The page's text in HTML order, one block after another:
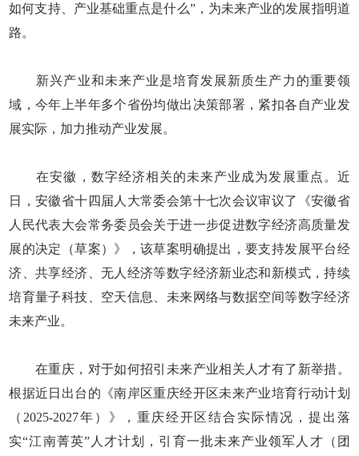
如何支持、产业基础重点是什么”，为未来产业的发展指明道
路。
新兴产业和未来产业是培育发展新质生产力的重要领
域，今年上半年多个省份均做出决策部署，紧扣各自产业发
展实际，加力推动产业发展。
在安徽，数字经济相关的未来产业成为发展重点。近
日，安徽省十四届人大常委会第十七次会议审议了《安徽省
人民代表大会常务委员会关于进一步促进数字经济高质量发
展的决定（草案）》，该草案明确提出，要支持发展平台经
济、共享经济、无人经济等数字经济新业态和新模式，持续
培育量子科技、空天信息、未来网络与数据空间等数字经济
未来产业。
在重庆，对于如何招引未来产业相关人才有了新举措。
根据近日出台的《南岸区重庆经开区未来产业培育行动计划
（2025-2027年）》，重庆经开区结合实际情况，提出落
实“江南菁英”人才计划，引育一批未来产业领军人才（团